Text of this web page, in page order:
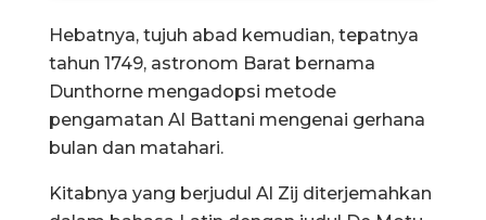
Hebatnya, tujuh abad kemudian, tepatnya
tahun 1749, astronom Barat bernama
Dunthorne mengadopsi metode
pengamatan Al Battani mengenai gerhana
bulan dan matahari.
Kitabnya yang berjudul Al Zij diterjemahkan